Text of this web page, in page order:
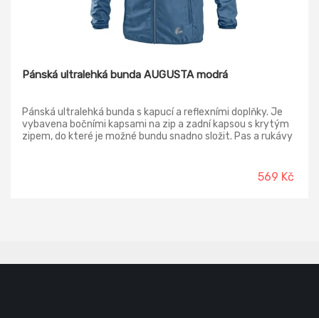
Pánská ultralehká bunda AUGUSTA modrá
Pánská ultralehká bunda s kapucí a reflexními doplňky. Je
vybavena bočními kapsami na zip a zadní kapsou s krytým
zipem, do které je možné bundu snadno složit. Pas a rukávy
úpravou. Praním dochází k postupné ztrátě účinnosti569 Kč